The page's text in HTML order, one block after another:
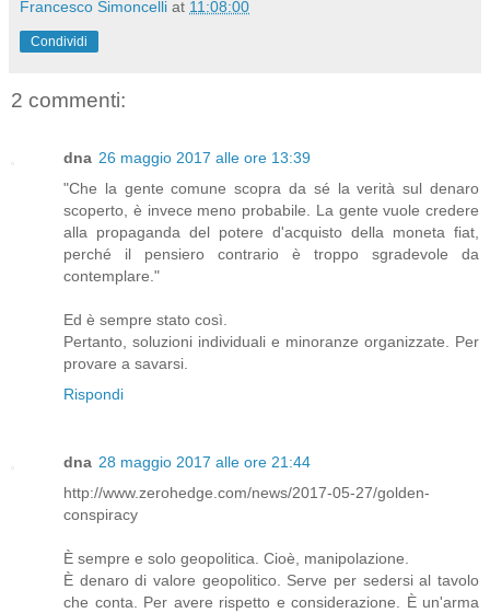
Francesco Simoncelli at 11:08:00
Condividi
2 commenti:
dna 26 maggio 2017 alle ore 13:39
"Che la gente comune scopra da sé la verità sul denaro
scoperto, è invece meno probabile. La gente vuole credere
alla propaganda del potere d'acquisto della moneta fiat,
perché il pensiero contrario è troppo sgradevole da
contemplare."
Ed è sempre stato così.
Pertanto, soluzioni individuali e minoranze organizzate. Per
provare a savarsi.
Rispondi
dna 28 maggio 2017 alle ore 21:44
http://www.zerohedge.com/news/2017-05-27/golden-
conspiracy
È sempre e solo geopolitica. Cioè, manipolazione.
È denaro di valore geopolitico. Serve per sedersi al tavolo
che conta. Per avere rispetto e considerazione. È un'arma